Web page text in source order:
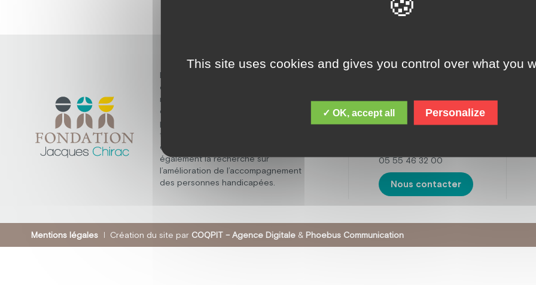
Découvrez la fondation Jacques Chirac,
dont la mission fondamentale est de
répondre aux besoins des personnes
en situation de handicap mental,
psychique, polyhandicap, et avec des
troubles du spectre de l’autisme. Mais
elle ne s’arrête pas là, et œuvre
également la recherche sur
l’amélioration de l’accompagnement
des personnes handicapées.
ADRESSE
Chirac
16 boulevard de la
05 55 46 32 00
Nous contacter
Mentions légales Création du site par COQPIT – Agence Digitale & Phoebus Communication
This site uses cookies and gives you control over what you
✓ OK, accept all Personalize